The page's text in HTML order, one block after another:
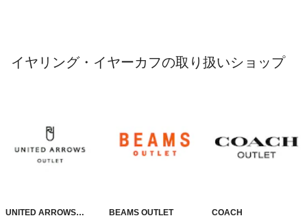
イヤリング・イヤーカフの取り扱いショップ
UNITED ARROWS
BEAMS OUTLET COACH